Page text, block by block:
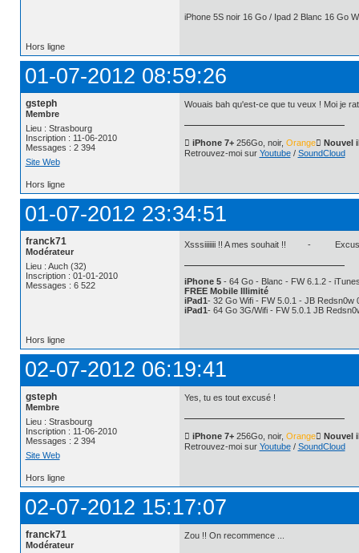
iPhone 5S noir 16 Go / Ipad 2 Blanc 16 Go
Hors ligne
01-07-2012 08:59:26
gsteph
Membre
Lieu : Strasbourg
Inscription : 11-06-2010
Messages : 2 394
Site Web
Wouais bah qu'est-ce que tu veux ! Moi je
 iPhone 7+256Go, noir, Orange Nouvel
Retrouvez-moi sur Youtube/ SoundCloud
Hors ligne
01-07-2012 23:34:51
franck71
Modérateur
Lieu : Auch (32)
Inscription : 01-01-2010
Messages : 6 522
Xsssiiiiiii !! A mes souhait !! -
iPhone 5- 64 Go - Blanc - FW 6.1.2 -
FREE Mobile Illimité
iPad1 - 32 Go Wifi - FW 5.0.1 - JB Redsn0w
iPad1 - 64 Go 3G/Wifi - FW 5.0.1 JB
Hors ligne
02-07-2012 06:19:41
gsteph
Membre
Lieu : Strasbourg
Inscription : 11-06-2010
Messages : 2 394
Site Web
Yes, tu es tout excusé !
 iPhone 7+256Go, noir, Orange Nouvel
Retrouvez-moi sur Youtube/ SoundCloud
Hors ligne
02-07-2012 15:17:07
franck71
Modérateur
Zou !! On recommence ...